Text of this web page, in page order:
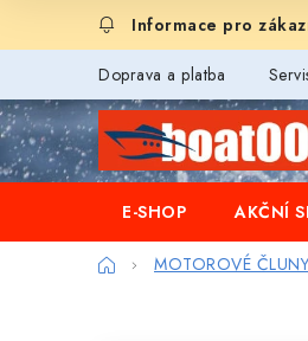
Doprava a platba
E-SHOP
AKČNÍ
DomůMOTOROVÉ ČLUNY